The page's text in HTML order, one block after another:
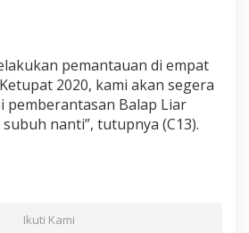
pemantauan di empat
2020, kami akan segera
pemberantasan Balap Liar
nanti”, tutupnya (C13).
Ikuti Kami